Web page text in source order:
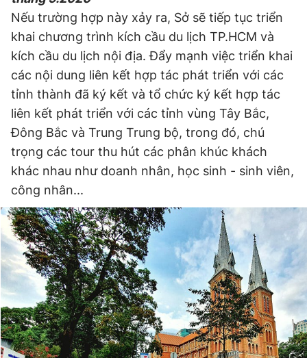
Nếu trường hợp này xảy ra, Sở sẽ tiếp tục triển
khai chương trình kích cầu du lịch TP.HCM và
kích cầu du lịch nội địa. Đẩy mạnh việc triển khai
các nội dung liên kết hợp tác phát triển với các
tỉnh thành đã ký kết và tổ chức ký kết hợp tác
liên kết phát triển với các tỉnh vùng Tây Bắc,
Đông Bắc và Trung Trung bộ, trong đó, chú
trọng các tour thu hút các phân khúc khách
khác nhau như doanh nhân, học sinh - sinh viên,
công nhân...